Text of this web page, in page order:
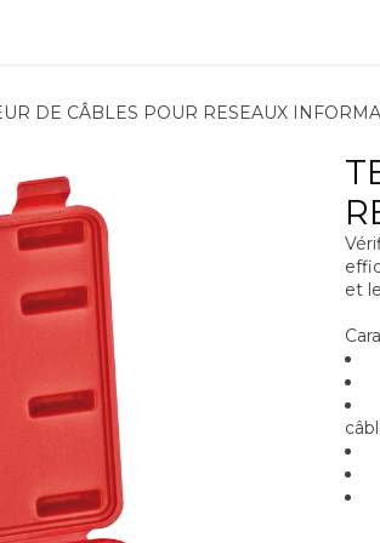
DE CÂBLES POUR RESEAUX
et